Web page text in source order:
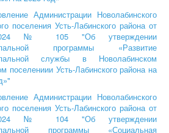
Администрации Новолабинского
поселения Усть-Лабинского района от
№ 105 "Об утверждении
программы «Развитие
службы в Новолабинском
поселениии Усть-Лабинского района на
Администрации Новолабинского
поселения Усть-Лабинского района от
№ 104 "Об утверждении
программы «Социальная